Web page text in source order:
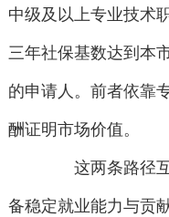
中级及以上专业技术
三年社保基数达到本
的申请人。前者依靠
酬证明市场价值。
这两条路径互
备稳定就业能力与贡